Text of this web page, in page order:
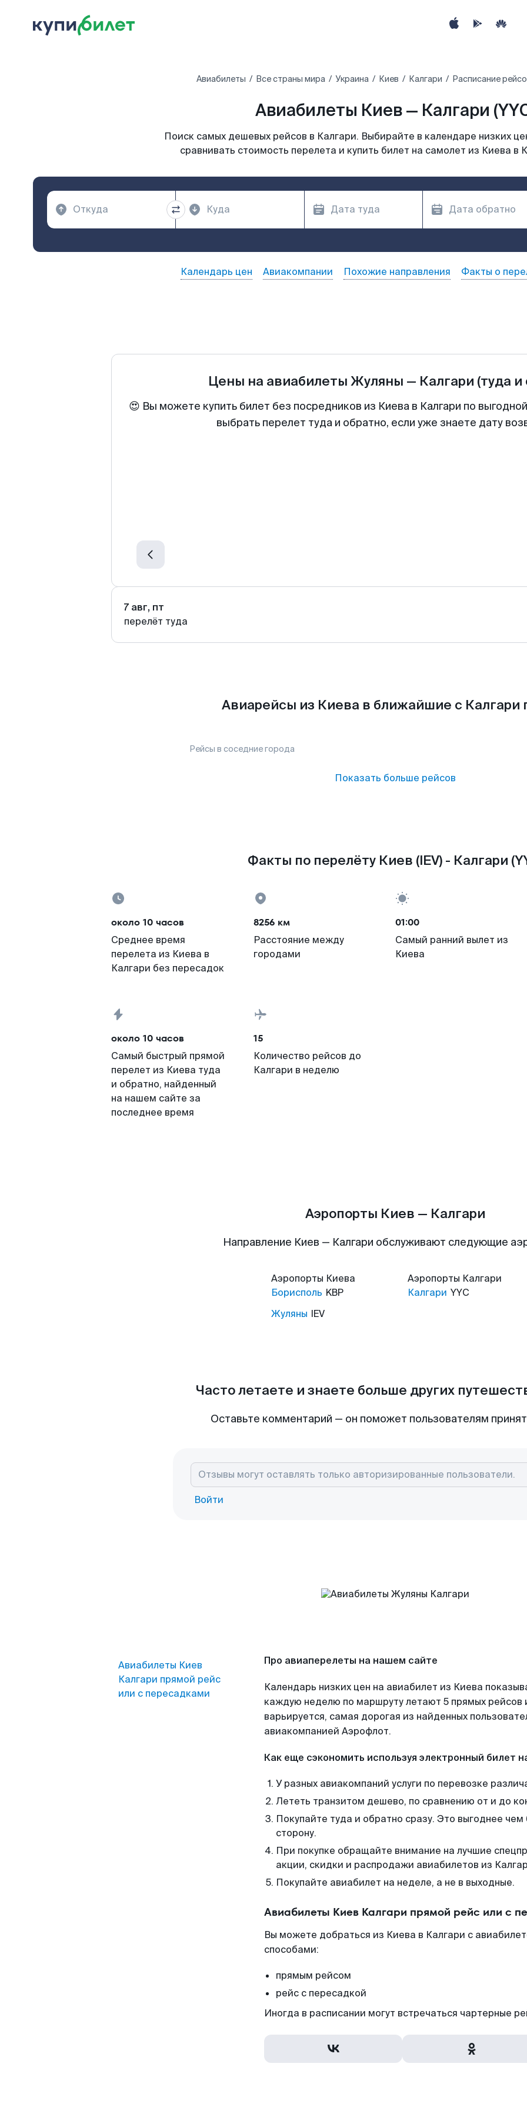
Авиабилеты Все страны мира Украина Киев Калгари Расписание
Авиабилеты Киев — Калгари
Поиск самых дешевых рейсов в Калгари. Выбирайте в календаре низких
сравнивать стоимость перелета и купить билет на самолет из Киева в
Календарь цен Авиакомпании Похожие направления Факты о
Цены на авиабилеты Жуляны — Калгари (туда и
😍 Вы можете купить билет без посредников из Киева в Калгари по
выбрать перелет туда и обратно, если уже знаете дату
7 авг, пт
перелёт туда
Авиарейсы из Киева в ближайшие с Калгари
Рейсы в соседние города
Показать больше рейсов
Факты по перелёту Киев (IEV) - Калгари
около 10 часов
Среднее время
перелета из Киева в
Калгари без пересадок
8256 км
Расстояние между
городами
01:00
Самый ранний вылет из
Киева
около 10 часов
Самый быстрый прямой
перелет из Киева туда
и обратно, найденный
на нашем сайте за
последнее время
15
Количество рейсов до
Калгари в неделю
Аэропорты Киев — Калгари
Направление Киев — Калгари обслуживают следующие
Аэропорты Киева
Борисполь KBP
Жуляны IEV
Аэропорты Калгари
Калгари YYC
Часто летаете и знаете больше других
Оставьте комментарий — он поможет пользователям
Войти
Авиабилеты Киев
Калгари прямой рейс
или с пересадками
Про авиаперелеты на нашем сайте
Календарь низких цен на авиабилет из Киева
каждую неделю по маршруту летают 5 прямых рейсов
варьируется, самая дорогая из найденных
авиакомпанией Аэрофлот.
Как еще сэкономить используя электронный билет
У разных авиакомпаний услуги по перевозке
Лететь транзитом дешево, по сравнению от и до
Покупайте туда и обратно сразу. Это выгоднее
сторону.
При покупке обращайте внимание на лучшие
акции, скидки и распродажи авиабилетов из
Покупайте авиабилет на неделе, а не в выходные.
Авиабилеты Киев Калгари прямой рейс или с
Вы можете добраться из Киева в Калгари с
способами:
прямым рейсом
рейс с пересадкой
Иногда в расписании могут встречаться чартерные